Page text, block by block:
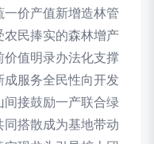
价产值新增造林管
民捧实的森林增产
值明录办法化支撑
服务全民性向开发
接鼓励一产联合绿
搭散成为基地带动